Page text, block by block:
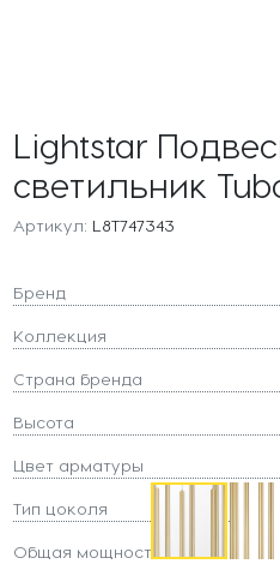
Lightstar
светильник
Артикул: L8T747343
Бренд
Коллекция
Страна бренда
Высота
Цвет арматуры
Тип цоколя
Общая мощность